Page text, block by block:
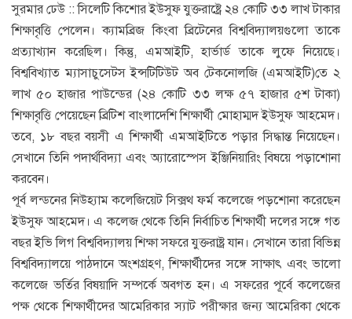
সুরমার ঢেউ :: সিলেটি কিশোর ইউসুফ যুক্তরাষ্ট্রে ২৪ কোটি ৩৩ লাখ টাকার
শিক্ষাবৃত্তি পেলেন। ক্যামব্রিজ কিংবা ব্রিটেনের বিশ্ববিদ্যালয়গুলো তাকে
প্রত্যাখ্যান করেছিল। কিন্তু, এমআইটি, হার্ভার্ড তাকে লুফে নিয়েছে।
বিশ্ববিখ্যাত ম্যাসাচুসেটস ইন্সটিটিউট অব টেকনোলজি (এমআইটি)তে ২
লাখ ৫০ হাজার পাউন্ডের (২৪ কোটি ৩৩ লক্ষ ৫৭ হাজার ৫শ টাকা)
শিক্ষাবৃত্তি পেয়েছেন ব্রিটিশ বাংলাদেশি শিক্ষার্থী মোহাম্মদ ইউসুফ আহমেদ।
তবে, ১৮ বছর বয়সী এ শিক্ষার্থী এমআইটিতে পড়ার সিদ্ধান্ত নিয়েছেন।
সেখানে তিনি পদার্থবিদ্যা এবং অ্যারোস্পেস ইঞ্জিনিয়ারিং বিষয়ে পড়াশোনা
করবেন।
পূর্ব লন্ডনের নিউহ্যাম কলেজিয়েট সিক্সথ ফর্ম কলেজে পড়শোনা করেছেন
ইউসুফ আহমেদ। এ কলেজ থেকে তিনি নির্বাচিত শিক্ষার্থী দলের সঙ্গে গত
বছর ইভি লিগ বিশ্ববিদ্যালয় শিক্ষা সফরে যুক্তরাষ্ট্র যান। সেখানে তারা বিভিন্ন
বিশ্ববিদ্যালয়ে পাঠদানে অংশগ্রহণ, শিক্ষার্থীদের সঙ্গে সাক্ষাৎ এবং ভালো
কলেজে ভর্তির বিষয়াদি সম্পর্কে অবগত হন। এ সফরের পূর্বে কলেজের
পক্ষ থেকে শিক্ষার্থীদের আমেরিকার স্যাট পরীক্ষার জন্য আমেরিকা থেকে